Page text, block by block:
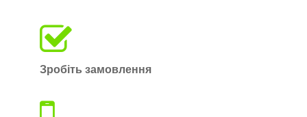
Зробіть замовлення